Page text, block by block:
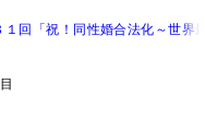
回「祝！同性婚合法化～世